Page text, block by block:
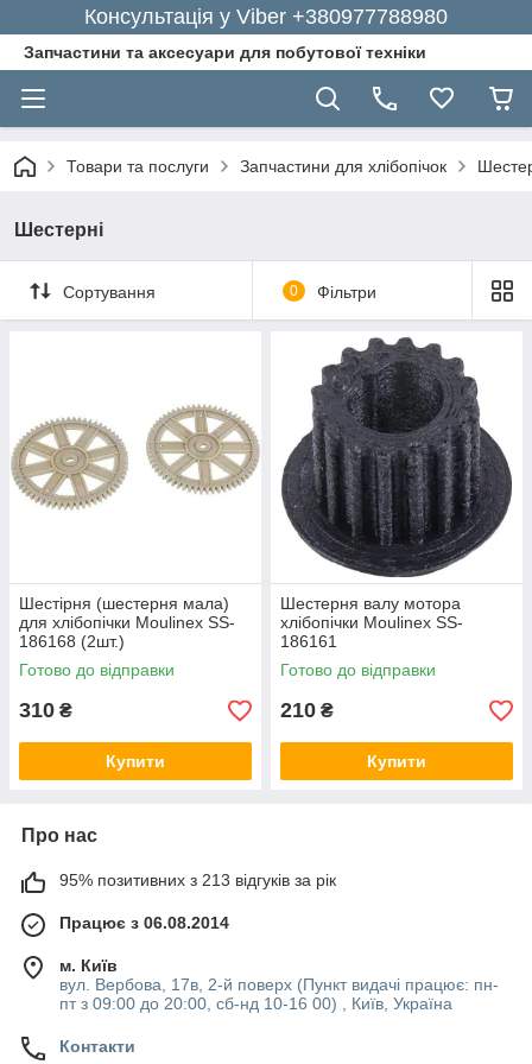
Консультація у Viber +380977788980
Запчастини та аксесуари для побутової техніки
Товари та послуги Запчастини для хлібопічок
Шестерні
Сортування 0 Фільтри
Шестірня (шестерня мала)
для хлібопічки Moulinex SS-
186168 (2шт.)
Готово до відправки
310 ₴
Купити
Шестерня валу мотора
хлібопічки Moulinex SS-
186161
Готово до відправки
210 ₴
Купити
Про нас
95% позитивних з 213 відгуків за рік
Працює з 06.08.2014
м. Київ
вул. Вербова, 17в, 2-й поверх (Пункт видачі працює: пн-
пт з 09:00 до 20:00, сб-нд 10-16 00) , Київ, Україна
Контакти